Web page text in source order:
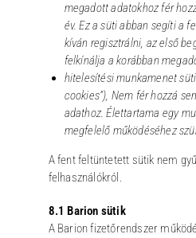
megadott adatokhoz fér
év. Ez a süti abban segíti a
kíván regisztrálni, az első
felkínálja a korábban
hitelesítési munkamenet
cookies”), Nem fér hozzá
adathoz. Élettartama egy
megfelelő működéséhez
A fent feltüntetett sütik nem
felhasználókról.
8.1 Barion sütik
A Barion fizetőrendszer